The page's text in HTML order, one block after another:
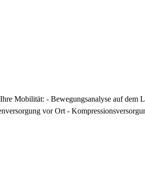
Mobilität: - Bewegungsanalyse auf dem
vor Ort -